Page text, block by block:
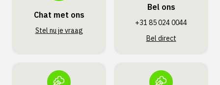
Chat met ons
Stel nu je vraag
Bel ons
+31 85 024 0044
Bel direct